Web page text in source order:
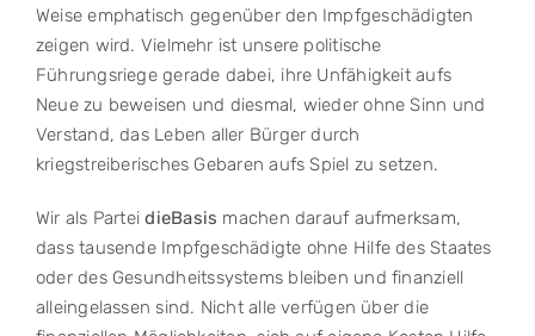
Weise emphatisch gegenüber den Impfgeschädigten
zeigen wird. Vielmehr ist unsere politische
Führungsriege gerade dabei, ihre Unfähigkeit aufs
Neue zu beweisen und diesmal, wieder ohne Sinn und
Verstand, das Leben aller Bürger durch
kriegstreiberisches Gebaren aufs Spiel zu setzen.
Wir als Partei dieBasis machen darauf aufmerksam,
dass tausende Impfgeschädigte ohne Hilfe des Staates
oder des Gesundheitssystems bleiben und finanziell
alleingelassen sind. Nicht alle verfügen über die